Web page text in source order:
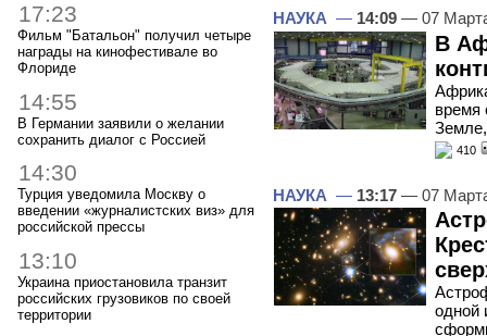
17:23
Фильм "Батальон" получил четыре
награды на кинофестивале во
Флориде
14:55
В Германии заявили о желании
сохранить диалог с Россией
14:30
Турция уведомила Москву о
введении «журналистских виз» для
российской прессы
13:10
Украина приостановила транзит
российских грузовиков по своей
территории
НАУКА — 14:09 — 07
В
время
Земле,
410
НАУКА — 13:17 — 07
одной